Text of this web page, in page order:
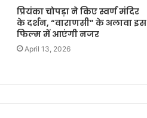
प्रियंका चोपड़ा ने किए स्वर्ण मंदिर
के दर्शन, “वाराणसी” के अलावा इस
फिल्म में आएंगी नजर
April 13, 2026